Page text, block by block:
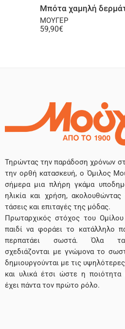
ΜΟΥΓΕΡ
59,90€
Τηρώντας την παράδοση χρόνων
την ορθή κατασκευή, ο Όμιλος
σήμερα μια πλήρη γκάμα
ηλικία και χρήση, ακολουθώντας
τάσεις και επιταγές της μόδας.
Πρωταρχικός στόχος του
παιδί να φοράει το κατάλληλο
περπατάει σωστά. Όλα
σχεδιάζονται με γνώμονα το
δημιουργούνται με τις
και υλικά έτσι ώστε η ποιότητα
έχει πάντα τον πρώτο ρόλο.